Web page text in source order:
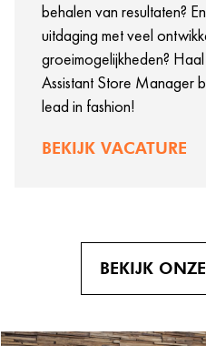
behalen van resultaten?
uitdaging met veel
groeimogelijkheden?
Assistant Store Manager
lead in fashion!
BEKIJK VACATURE
BEKIJK